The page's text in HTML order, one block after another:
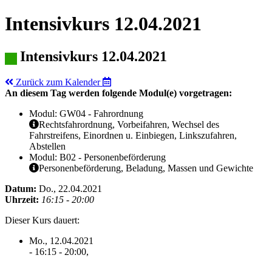
Intensivkurs 12.04.2021
Intensivkurs 12.04.2021
Zurück zum Kalender
An diesem Tag werden folgende Modul(e) vorgetragen:
Modul: GW04 - Fahrordnung
Rechtsfahrordnung, Vorbeifahren, Wechsel des
Fahrstreifens, Einordnen u. Einbiegen, Linkszufahren,
Abstellen
Modul: B02 - Personenbeförderung
Personenbeförderung, Beladung, Massen und Gewichte
Datum: Do., 22.04.2021
Uhrzeit: 16:15 - 20:00
Dieser Kurs dauert:
Mo., 12.04.2021
- 16:15 - 20:00,